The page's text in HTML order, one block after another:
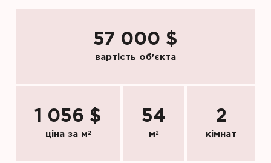
57 000 $
вартість об'єкта
1 056 $
ціна за м 2
54
м 2
2
кімнат